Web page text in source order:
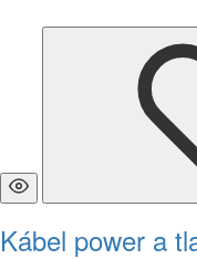
Kábel power a